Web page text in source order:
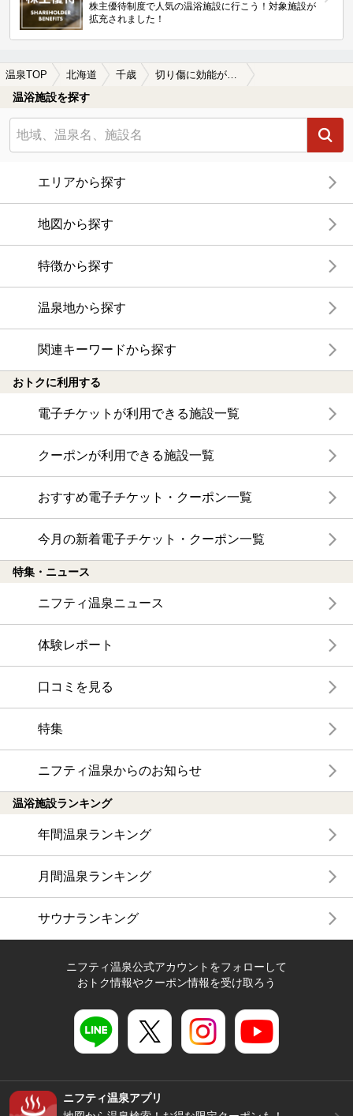
株主優待制度で人気の温浴施設に行こう！対象施設が
拡充されました！
温泉TOP 北海道 千歳 切り傷に効能がある千歳の温泉、日帰り温泉、スーパー銭湯おすすめ
温浴施設を探す
エリアから探す
地図から探す
特徴から探す
温泉地から探す
関連キーワードから探す
おトクに利用する
電子チケットが利用できる施設一覧
クーポンが利用できる施設一覧
おすすめ電子チケット・クーポン一覧
今月の新着電子チケット・クーポン一覧
特集・ニュース
ニフティ温泉ニュース
体験レポート
口コミを見る
特集
ニフティ温泉からのお知らせ
温浴施設ランキング
年間温泉ランキング
月間温泉ランキング
サウナランキング
ニフティ温泉公式アカウントをフォローして
おトク情報やクーポン情報を受け取ろう
ニフティ温泉アプリ